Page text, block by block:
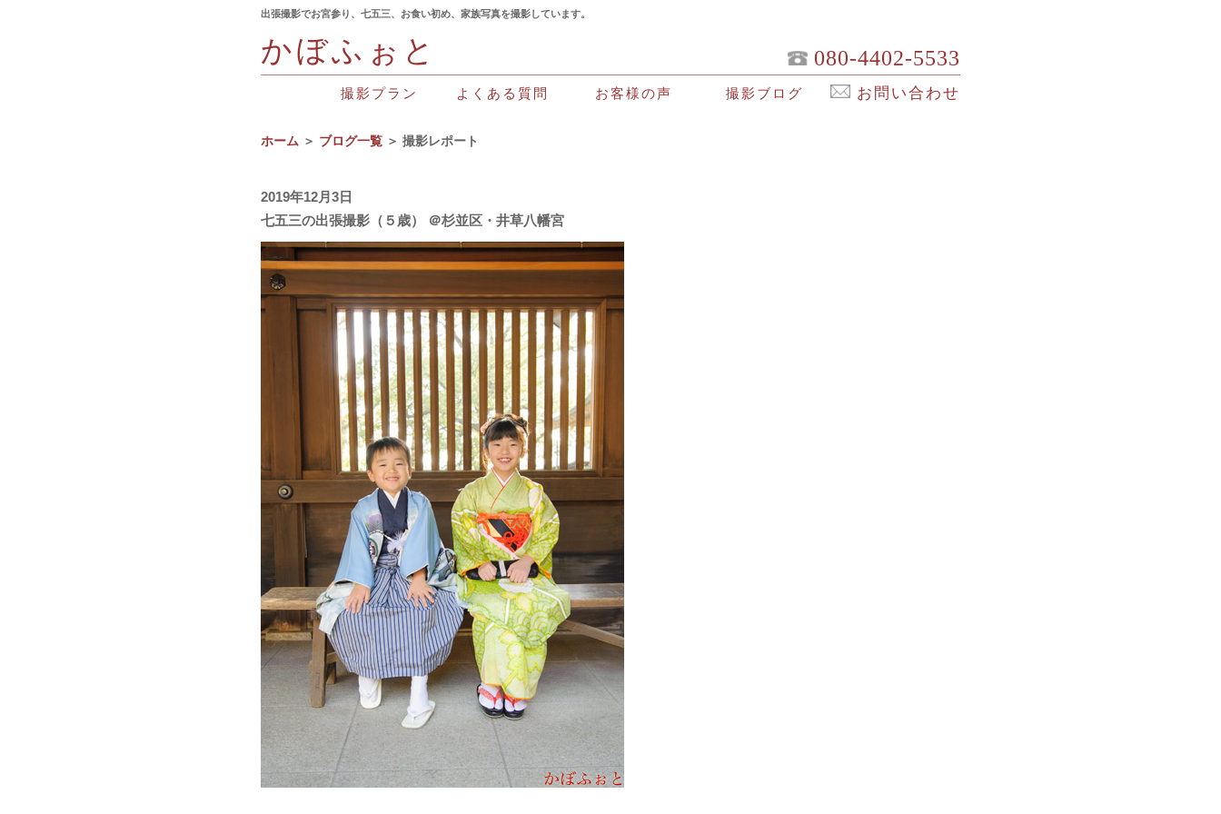
出張撮影でお宮参り、七五三、お食い初め、家族写真を撮影しています。
かぼふぉと 080-4402-5533
撮影プラン よくある質問 お客様の声 撮影ブログ お問い合わせ
ホーム ＞ ブログ一覧 ＞ 撮影レポート
2019年12月3日
七五三の出張撮影（５歳） ＠杉並区・井草八幡宮